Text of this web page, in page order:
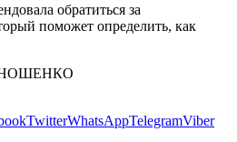
обратиться за
поможет определить, как
TwitterWhatsAppTelegramViber